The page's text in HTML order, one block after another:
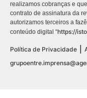
realizamos cobranças e
contrato de assinatura da
autorizamos terceiros a
conteúdo digital “https://
Política de Privacidade